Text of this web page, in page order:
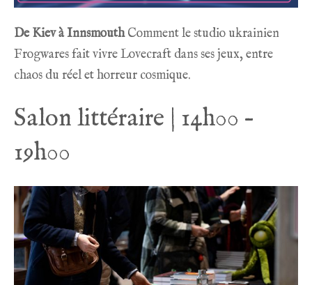
De Kiev à InnsmouthComment le studio ukrainien
Frogwares fait vivre Lovecraft dans ses jeux, entre
chaos du réel et horreur cosmique.
Salon littéraire | 14h00 –
19h00